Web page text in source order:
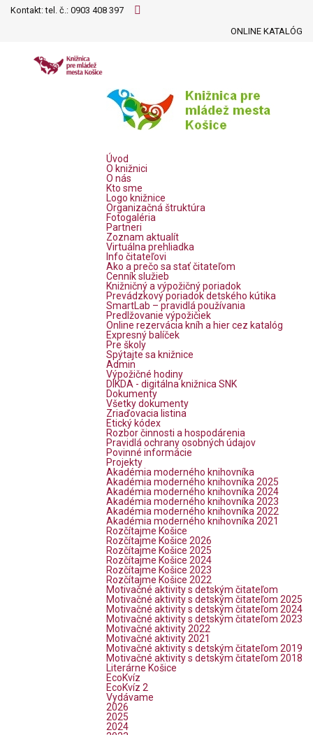
Kontakt: tel. č.: 0903 408 397
ONLINE KATALÓG
Úvod
O knižnici
O nás
Kto sme
Logo knižnice
Organizačná štruktúra
Fotogaléria
Partneri
Zoznam aktualít
Virtuálna prehliadka
Info čitateľovi
Ako a prečo sa stať čitateľom
Cenník služieb
Knižničný a výpožičný poriadok
Prevádzkový poriadok detského kútika
SmartLab – pravidlá používania
Predlžovanie výpožičiek
Online rezervácia kníh a hier cez katalóg
Expresný balíček
Pre školy
Spýtajte sa knižnice
Admin
Výpožičné hodiny
DIKDA - digitálna knižnica SNK
Dokumenty
Všetky dokumenty
Zriaďovacia listina
Etický kódex
Rozbor činnosti a hospodárenia
Pravidlá ochrany osobných údajov
Povinné informácie
Projekty
Akadémia moderného knihovníka
Akadémia moderného knihovníka 2025
Akadémia moderného knihovníka 2024
Akadémia moderného knihovníka 2023
Akadémia moderného knihovníka 2022
Akadémia moderného knihovníka 2021
Rozčítajme Košice
Rozčítajme Košice 2026
Rozčítajme Košice 2025
Rozčítajme Košice 2024
Rozčítajme Košice 2023
Rozčítajme Košice 2022
Motivačné aktivity s detským čitateľom
Motivačné aktivity s detským čitateľom 2025
Motivačné aktivity s detským čitateľom 2024
Motivačné aktivity s detským čitateľom 2023
Motivačné aktivity 2022
Motivačné aktivity 2021
Motivačné aktivity s detským čitateľom 2019
Motivačné aktivity s detským čitateľom 2018
Literárne Košice
EcoKvíz
EcoKvíz 2
Vydávame
2026
2025
2024